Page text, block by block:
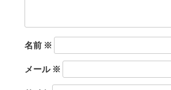
名前 ※
メール※